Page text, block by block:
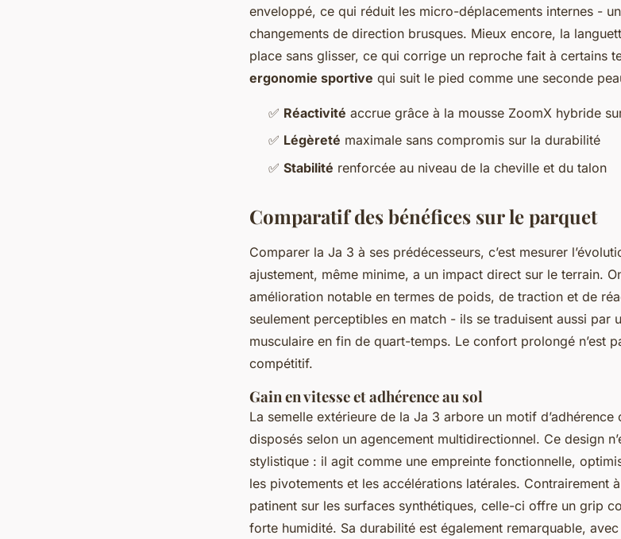
enveloppé, ce qui réduit les micro-déplacements internes -
changements de direction brusques. Mieux encore, la
place sans glisser, ce qui corrige un reproche fait à certains
ergonomie sportive qui suit le pied comme une seconde
✅ Réactivité accrue grâce à la mousse ZoomX hybride
✅ Légèreté maximale sans compromis sur la durabilité
✅ Stabilité renforcée au niveau de la cheville et du talon
Comparatif des bénéfices sur le parquet
Comparer la Ja 3 à ses prédécesseurs, c’est mesurer
ajustement, même minime, a un impact direct sur le terrain.
amélioration notable en termes de poids, de traction et de
seulement perceptibles en match - ils se traduisent aussi par
musculaire en fin de quart-temps. Le confort prolongé n’est
compétitif.
Gain en vitesse et adhérence au sol
La semelle extérieure de la Ja 3 arbore un motif
disposés selon un agencement multidirectionnel. Ce design
stylistique : il agit comme une empreinte fonctionnelle,
les pivotements et les accélérations latérales. Contrairement
patinent sur les surfaces synthétiques, celle-ci offre un grip
forte humidité. Sa durabilité est également remarquable,